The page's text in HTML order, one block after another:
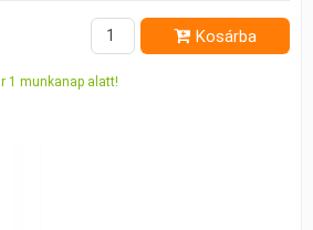
Kosárba
1 munkanap alatt!